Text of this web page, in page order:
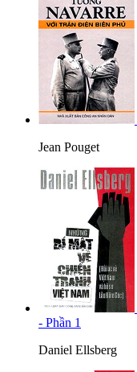
Jean Pouget
- Phần 1
Daniel Ellsberg